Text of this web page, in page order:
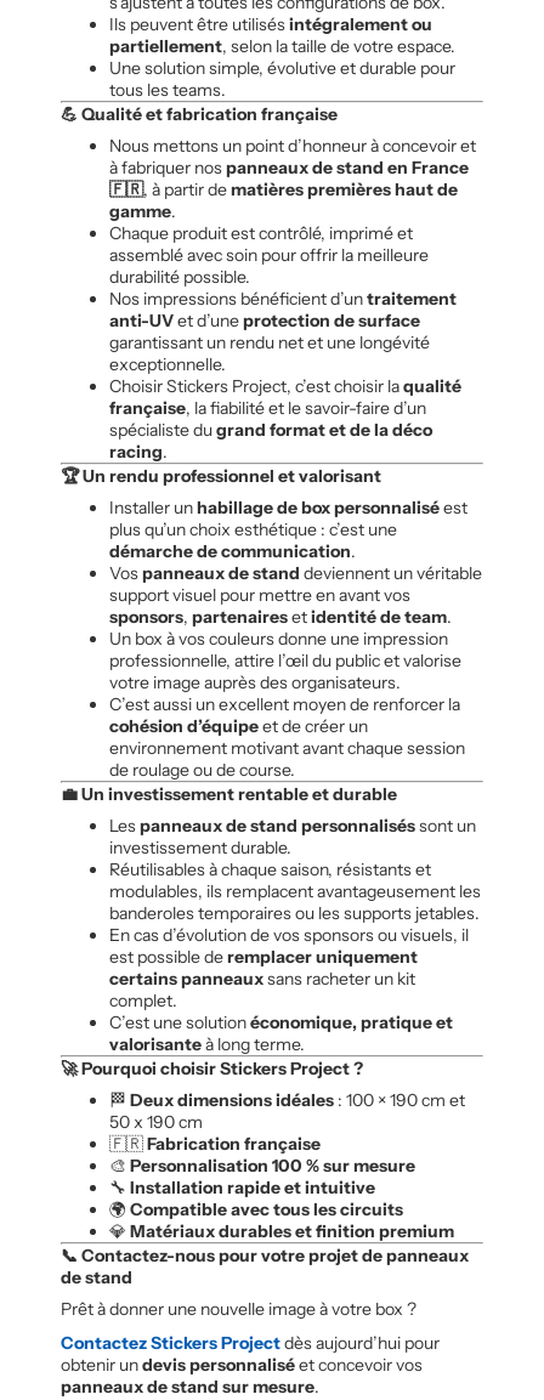
Ils peuvent être utilisésintégralement ou
partiellement, selon la taille de votre espace.
Une solution simple, évolutive et durable pour
tous les teams.
💪 Qualité et fabrication française
Nous mettons un point d’honneur à concevoir et
à fabriquer nospanneaux de stand en France
🇫🇷, à partir dematières premières haut de
gamme.
Chaque produit est contrôlé, imprimé et
assemblé avec soin pour offrir la meilleure
durabilité possible.
Nos impressions bénéficient d’untraitement
anti-UVet d’uneprotection de surface
garantissant un rendu net et une longévité
exceptionnelle.
Choisir Stickers Project, c’est choisir laqualité
française, la fiabilité et le savoir-faire d’un
spécialiste dugrand format et de la déco
racing.
🏆 Un rendu professionnel et valorisant
Installer unhabillage de box personnaliséest
plus qu’un choix esthétique : c’est une
démarche de communication.
Vospanneaux de stand deviennent un véritable
support visuel pour mettre en avant vos
sponsors, partenairesetidentité de team.
Un box à vos couleurs donne une impression
professionnelle, attire l’œil du public et valorise
votre image auprès des organisateurs.
C’est aussi un excellent moyen de renforcer la
cohésion d’équipeet de créer un
environnement motivant avant chaque session
de roulage ou de course.
💼 Un investissement rentable et durable
Lespanneaux de stand personnaliséssont un
investissement durable.
Réutilisables à chaque saison, résistants et
modulables, ils remplacent avantageusement les
banderoles temporaires ou les supports jetables.
En cas d’évolution de vos sponsors ou visuels, il
est possible deremplacer uniquement
certains panneauxsans racheter un kit
complet.
C’est une solutionéconomique, pratique et
valorisanteà long terme.
🚀 Pourquoi choisir Stickers Project ?
🏁 Deux dimensions idéales : 100 × 190 cm et
50 x 190 cm
🇫🇷Fabrication française
🎨 Personnalisation 100 % sur mesure
🔧 Installation rapide et intuitive
🌍 Compatible avec tous les circuits
💎 Matériaux durables et finition premium
📞 Contactez-nous pour votre projet de panneaux
de stand
Prêt à donner une nouvelle image à votre box ?
ContactezStickers Projectdès aujourd’hui pour
obtenir undevis personnaliséet concevoir vos
panneaux de stand sur mesure.